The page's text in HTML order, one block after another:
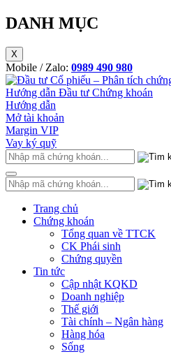
DANH MỤC
X
Mobile / Zalo: 0989 490 980
Hướng dẫn Đầu tư Chứng khoán
Hướng dẫn
Mở tài khoản
Margin VIP
Vay ký quỹ
Trang chủ
Chứng khoán
Tổng quan về TTCK
CK Phái sinh
Chứng quyền
Tin tức
Cập nhật KQKD
Doanh nghiệp
Thế giới
Tài chính – Ngân hàng
Hàng hóa
Sống